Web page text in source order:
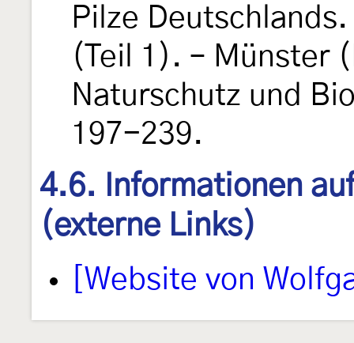
Pilze
(Teil 1). – Münster
Naturschutz und
197-239.
4.6. Informationen
(externe Links)
[Website von